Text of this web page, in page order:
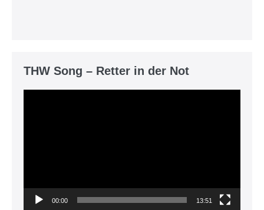
THW Song – Retter in der Not
00:00 13:51